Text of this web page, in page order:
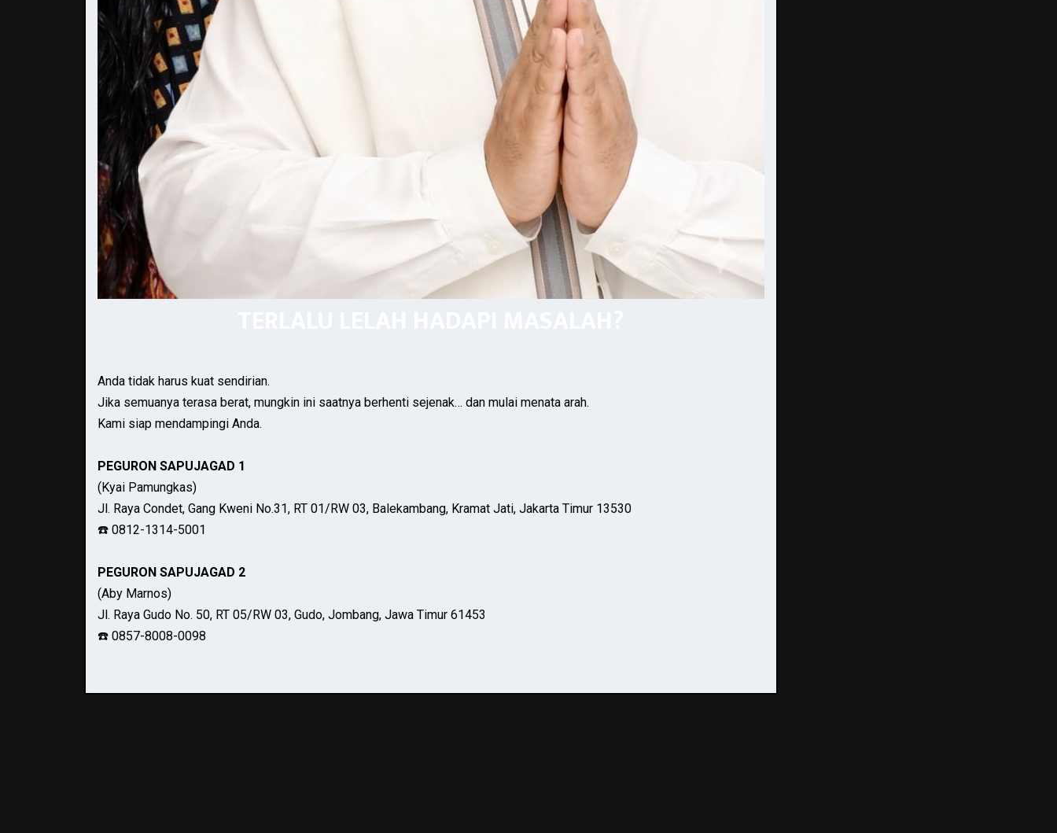
Anda tidak harus kuat sendirian.
Jika semuanya terasa berat, mungkin ini saatnya berhenti sejenak… dan mulai menata arah.
Kami siap mendampingi Anda.
PEGURON SAPUJAGAD 1
(Kyai Pamungkas)
Jl. Raya Condet, Gang Kweni No.31, RT 01/RW 03, Balekambang, Kramat Jati, Jakarta Timur 13530
☎️ 0812-1314-5001
PEGURON SAPUJAGAD 2
(Aby Marnos)
Jl. Raya Gudo No. 50, RT 05/RW 03, Gudo, Jombang, Jawa Timur 61453
☎️ 0857-8008-0098